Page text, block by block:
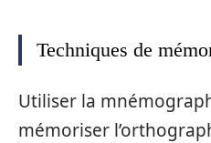
Techniques de
Utiliser la
mémoriser